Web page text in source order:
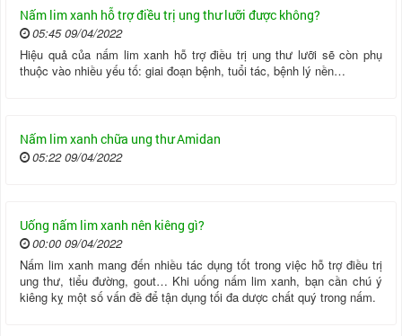
Nấm lim xanh hỗ trợ điều trị ung thư lưỡi được không?
05:45 09/04/2022
Hiệu quả của nấm lim xanh hỗ trợ điều trị ung thư lưỡi sẽ còn phụ
thuộc vào nhiều yếu tố: giai đoạn bệnh, tuổi tác, bệnh lý nền…
Nấm lim xanh chữa ung thư Amidan
05:22 09/04/2022
Uống nấm lim xanh nên kiêng gì?
00:00 09/04/2022
Nấm lim xanh mang đến nhiều tác dụng tốt trong việc hỗ trợ điều trị
ung thư, tiểu đường, gout… Khi uống nấm lim xanh, bạn cần chú ý
kiêng kỵ một số vấn đề để tận dụng tối đa dược chất quý trong nấm.